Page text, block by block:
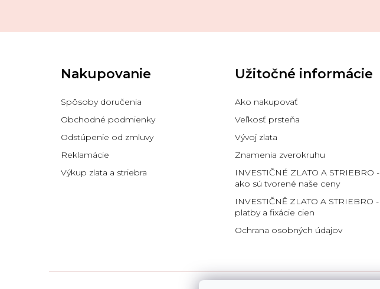
Nakupovanie
Spôsoby doručenia
Obchodné podmienky
Odstúpenie od zmluvy
Reklamácie
Výkup zlata a striebra
Užitočné informácie
Ako nakupovať
Veľkosť prsteňa
Vývoj zlata
Znamenia zverokruhu
INVESTIČNÉ ZLATO A STRIEBRO -
ako sú tvorené naše ceny
INVESTIČNĚ ZLATO A STRIEBRO -
platby a fixácie cien
Ochrana osobných údajov